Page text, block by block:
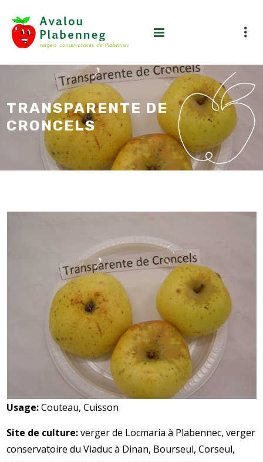
TRANSPARENTE DE
CRONCELS
Usage:Couteau, Cuisson
Site de culture:verger de Locmaria à Plabennec, verger
conservatoire du Viaduc à Dinan, Bourseul, Corseul,